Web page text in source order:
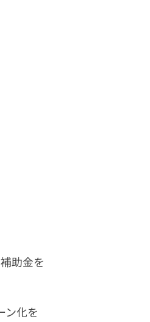
助金を
ン化を